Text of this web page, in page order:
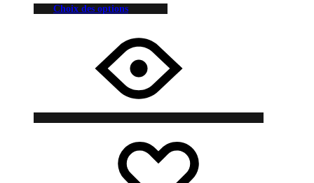
Choix des options